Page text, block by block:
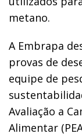
metano.
A Embrapa
provas de
equipe de
Avaliação a
Alimentar